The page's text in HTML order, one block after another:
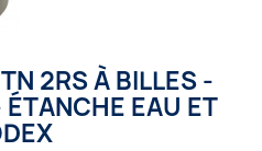
2RS À BILLES -
EAU ET